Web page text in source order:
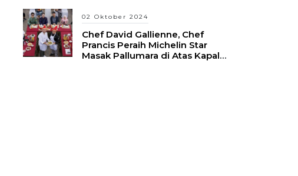
02 Oktober 2024
Chef David Gallienne, Chef
Prancis Peraih Michelin Star
Masak Pallumara di Atas Kapal